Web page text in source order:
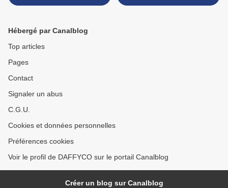
Hébergé par Canalblog
Top articles
Pages
Contact
Signaler un abus
C.G.U.
Cookies et données personnelles
Préférences cookies
Voir le profil de DAFFYCO sur le portail Canalblog
Créer un blog sur Canalblog